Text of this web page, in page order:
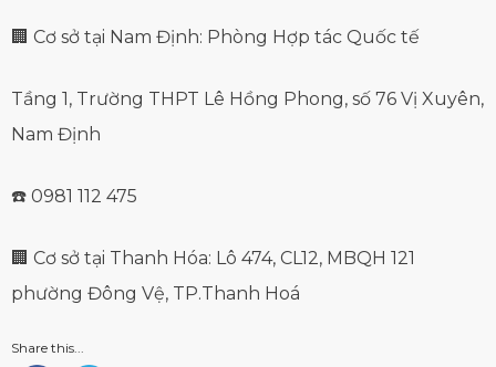
🏢 Cơ sở tại Nam Định: Phòng Hợp tác Quốc tế
Tầng 1, Trường THPT Lê Hồng Phong, số 76 Vị Xuyên,
Nam Định
☎️ 0981 112 475
🏢 Cơ sở tại Thanh Hóa: Lô 474, CL12, MBQH 121
phường Đông Vệ, TP.Thanh Hoá
Share this...